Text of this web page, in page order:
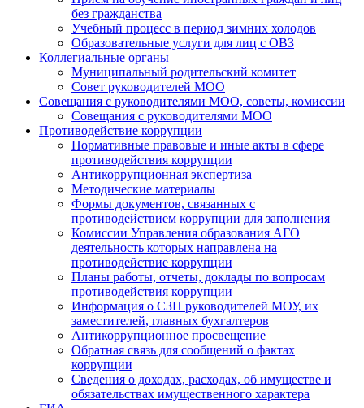
без гражданства
Учебный процесс в период зимних холодов
Образовательные услуги для лиц с ОВЗ
Коллегиальные органы
Муниципальный родительский комитет
Совет руководителей МОО
Совещания с руководителями МОО, советы, комиссии
Совещания с руководителями МОО
Противодействие коррупции
Нормативные правовые и иные акты в сфере
противодействия коррупции
Антикоррупционная экспертиза
Методические материалы
Формы документов, связанных с
противодействием коррупции для заполнения
Комиссии Управления образования АГО
деятельность которых направлена на
противодействие коррупции
Планы работы, отчеты, доклады по вопросам
противодействия коррупции
Информация о СЗП руководителей МОУ, их
заместителей, главных бухгалтеров
Антикоррупционное просвещение
Обратная связь для сообщений о фактах
коррупции
Сведения о доходах, расходах, об имуществе и
обязательствах имущественного характера